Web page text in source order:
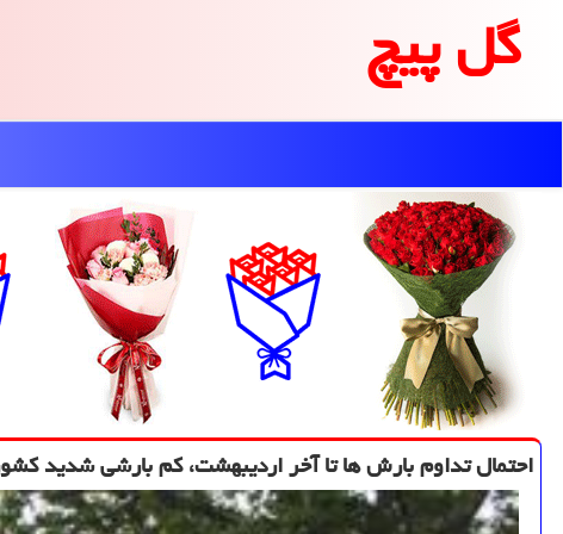
گل پیچ
احتمال تداوم بارش ها تا آخر اردیبهشت، كم بارشی شدید